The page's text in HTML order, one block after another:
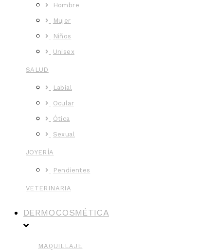
Hombre
Mujer
Niños
Unisex
SALUD
Labial
Ocular
Ótica
Sexual
JOYERÍA
Pendientes
VETERINARIA
DERMOCOSMÉTICA
MAQUILLAJE